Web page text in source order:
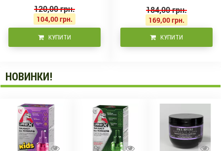
120,00 грн.
104,00 грн.
КУПИТИ
184,00 грн.
169,00 грн.
КУПИТИ
НОВИНКИ!